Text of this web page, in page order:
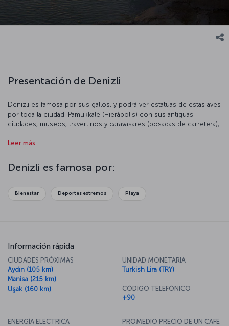
Presentación de Denizli
Denizli es famosa por sus gallos, y podrá ver estatuas de estas aves
por toda la ciudad. Pamukkale (Hierápolis) con sus antiguas
ciudades, museos, travertinos y caravasares (posadas de carretera),
turístico.
Leer más
Denizli es famosa por:
Bienestar Deportes extremos Playa
Información rápida
CIUDADES PRÓXIMAS
Aydın (105 km)
Manisa (215 km)
Uşak (160 km)
UNIDAD MONETARIA
Turkish Lira (TRY)
CÓDIGO TELEFÓNICO
+90
ENERGÍA ELÉCTRICA
PROMEDIO PRECIO DE UN CAFÉ